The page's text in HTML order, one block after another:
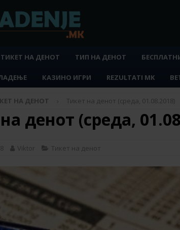
ТИКЕТ НА ДЕНОТ ТИП НА ДЕНОТ
КАЗИНО ИГРИ REZULTATI MK
НА ДЕНОТ Тикет на денот (среда, 01.08.2018)
денот (среда,
Viktor Тикет на денот